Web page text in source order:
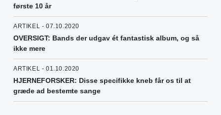
første 10 år
ARTIKEL - 07.10.2020
OVERSIGT: Bands der udgav ét fantastisk album, og så
ikke mere
ARTIKEL - 01.10.2020
HJERNEFORSKER: Disse specifikke kneb får os til at
græde ad bestemte sange